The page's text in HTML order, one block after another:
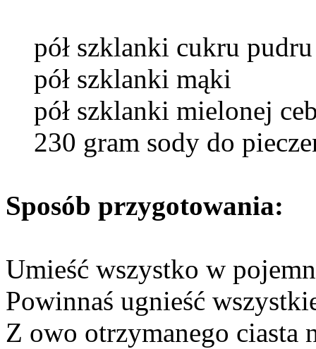
pół szklanki cukru pudru
pół szklanki mąki
pół szklanki mielonej
230 gram sody do
Sposób przygotowania:
Umieść wszystko w
Powinnaś ugnieść
Z owo otrzymanego ciasta